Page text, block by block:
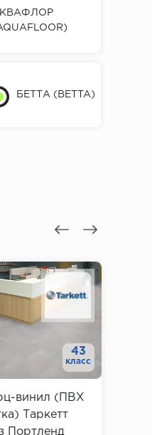
БЕТТА (BETTA)
43
класс
винил (ПВХ
Таркетт
Портленд